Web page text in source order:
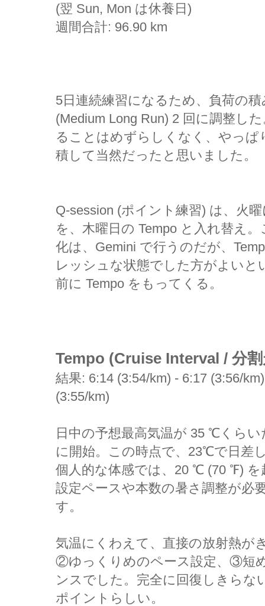
(翌 Sun, Mon は休養日)
週間合計: 96.90 km
5日連続練習になるため、負荷の
(Medium Long Run) 2 回に調整し
ることはめずらしくなく、やっぱ
積して当然だったと思いました。
Q-session (ポイント練習) は、火
を、木曜日の Tempo と入れ替え
化は、Gemini で行うのだが、
レッシュな状態でした方がよいと
前に Tempo をもってくる。
Tempo (Cruise Interval / 分
結果: 6:14 (3:54/km) - 6:17 (3:56/
(3:55/km)
日中の予想最高気温が 35 ℃くら
に開始。この時点で、23℃で日差
個人的な体感では、20 ℃ (70 ℉)
設定ペースや本数の暑さ調整が必
す。
気温にくわえて、直接の放射熱
②ゆっくりめのペース設定、③短
ンスでした。完全に回復しきらな
ポイントらしい。